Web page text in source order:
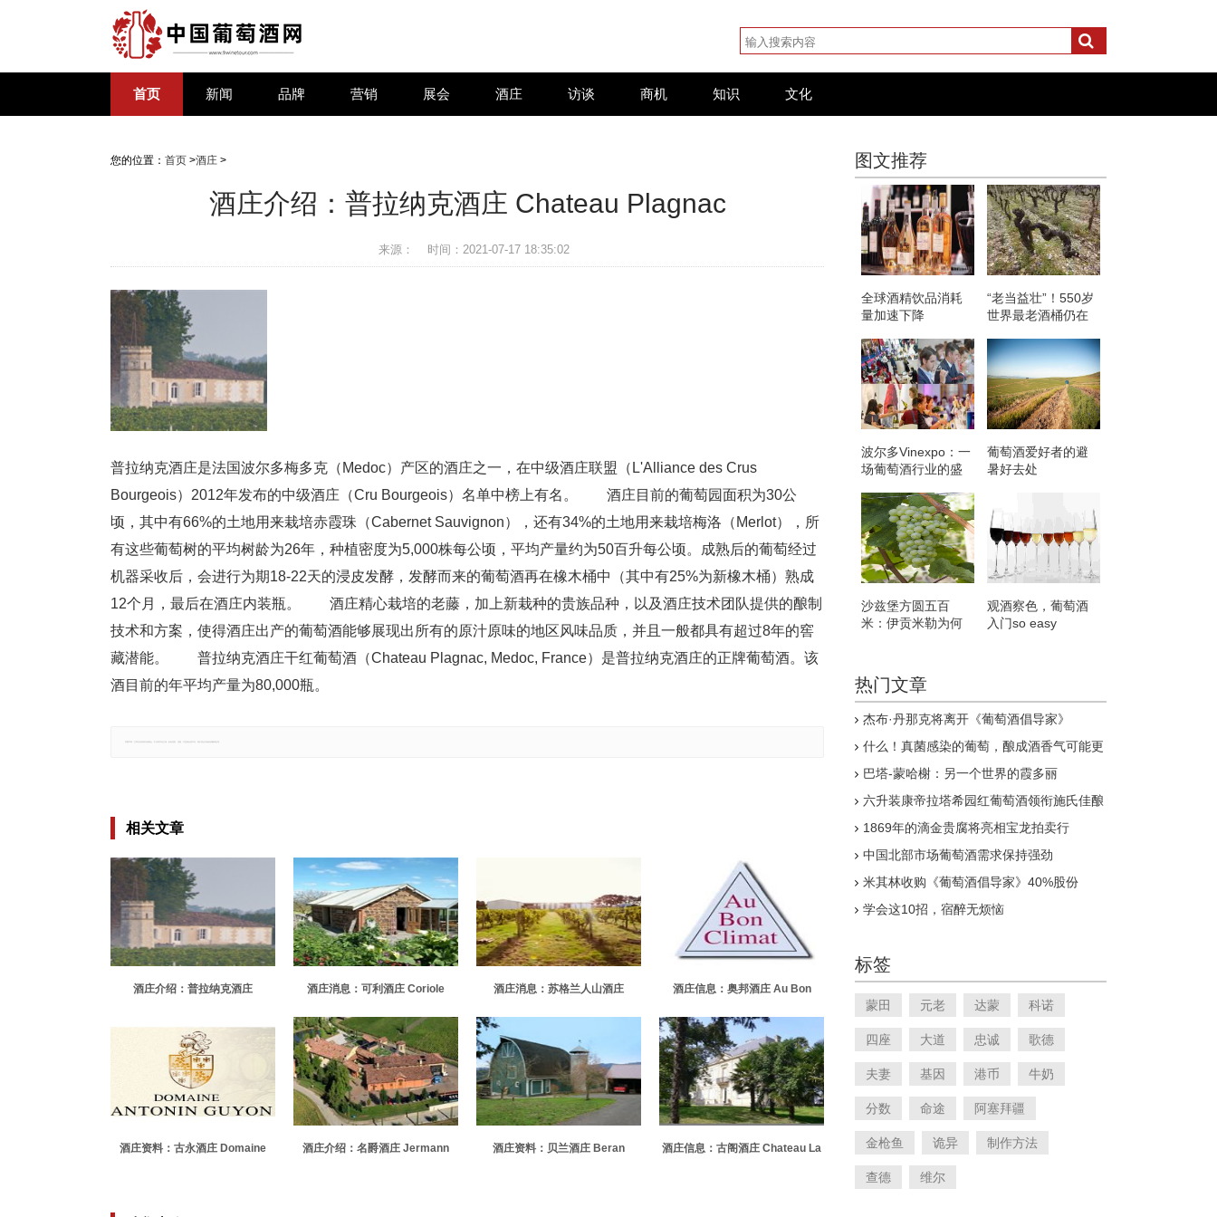
首页 新闻 品牌 营销 展会 酒庄 访谈 商机 知识 文化
您的位置： 首页 >酒庄 >
酒庄介绍：普拉纳克酒庄 Chateau Plagnac
来源： 时间：2021-07-17 18:35:02
普拉纳克酒庄是法国波尔多梅多克（Medoc）产区的酒庄之一，在中级酒庄联盟（L'Alliance des Crus
Bourgeois）2012年发布的中级酒庄（Cru Bourgeois）名单中榜上有名。 酒庄目前的葡萄园面积为30公
顷，其中有66%的土地用来栽培赤霞珠（Cabernet Sauvignon），还有34%的土地用来栽培梅洛（Merlot），所
有这些葡萄树的平均树龄为26年，种植密度为5,000株每公顷，平均产量约为50百升每公顷。成熟后的葡萄经过
机器采收后，会进行为期18-22天的浸皮发酵，发酵而来的葡萄酒再在橡木桶中（其中有25%为新橡木桶）熟成
12个月，最后在酒庄内装瓶。 酒庄精心栽培的老藤，加上新栽种的贵族品种，以及酒庄技术团队提供的酿制
技术和方案，使得酒庄出产的葡萄酒能够展现出所有的原汁原味的地区风味品质，并且一般都具有超过8年的窖
藏潜能。 普拉纳克酒庄干红葡萄酒（Chateau Plagnac, Medoc, France）是普拉纳克酒庄的正牌葡萄酒。该
酒目前的年平均产量为80,000瓶。
相关文章
酒庄介绍：普拉纳克酒庄
酒庄消息：可利酒庄 Coriole
酒庄消息：苏格兰人山酒庄
酒庄信息：奥邦酒庄 Au Bon
酒庄资料：古永酒庄 Domaine
酒庄介绍：名爵酒庄 Jermann
酒庄资料：贝兰酒庄 Beran
酒庄信息：古阁酒庄 Chateau La
图文推荐
全球酒精饮品消耗
量加速下降
“老当益壮”！550岁
世界最老酒桶仍在
波尔多Vinexpo：一
场葡萄酒行业的盛
葡萄酒爱好者的避
暑好去处
沙兹堡方圆五百
米：伊贡米勒为何
观酒察色，葡萄酒
入门so easy
热门文章
杰布·丹那克将离开《葡萄酒倡导家》
什么！真菌感染的葡萄，酿成酒香气可能更
巴塔-蒙哈榭：另一个世界的霞多丽
六升装康帝拉塔希园红葡萄酒领衔施氏佳酿
1869年的滴金贵腐将亮相宝龙拍卖行
中国北部市场葡萄酒需求保持强劲
米其林收购《葡萄酒倡导家》40%股份
学会这10招，宿醉无烦恼
标签
蒙田 元老 达蒙 科诺
四座 大道 忠诚 歌德
夫妻 基因 港币 牛奶
分数 命途 阿塞拜疆
金枪鱼 诡异 制作方法
查德 维尔